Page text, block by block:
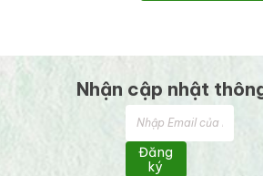
Nhận cập nhật
Đăng
ký